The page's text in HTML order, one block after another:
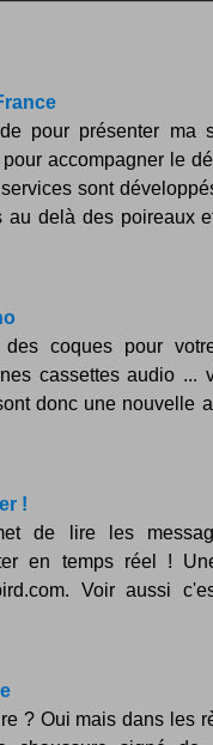
pour présenter ma
accompagner le
sont
delà des poireaux
coques pour
cassettes audio ...
donc une nouvelle
!
de lire les
en temps réel !
Voir aussi
? Oui mais dans les